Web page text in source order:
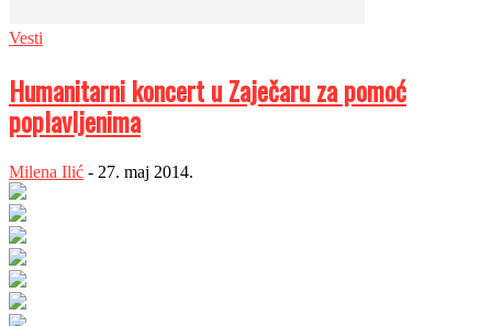
Vesti
Humanitarni koncert u Zaječaru za pomoć
poplavljenima
Milena Ilić - 27. maj 2014.